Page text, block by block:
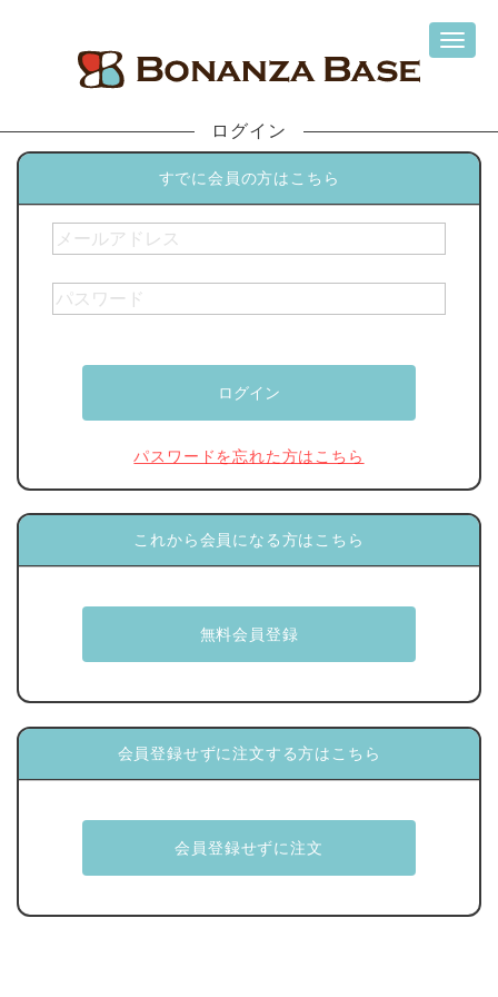
ログイン
すでに会員の方はこちら
パスワードを忘れた方はこちら
これから会員になる方はこちら
会員登録せずに注文する方はこちら